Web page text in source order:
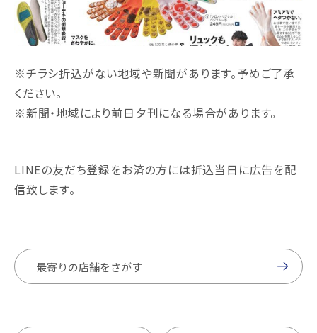
※チラシ折込がない地域や新聞があります。予めご了承
ください。
※新聞・地域により前日夕刊になる場合があります。
LINEの友だち登録をお済の方には折込当日に広告を配
信致します。
最寄りの店舗をさがす